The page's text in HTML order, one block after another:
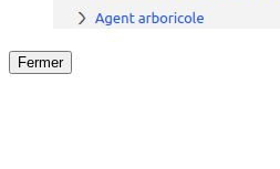
Fermer